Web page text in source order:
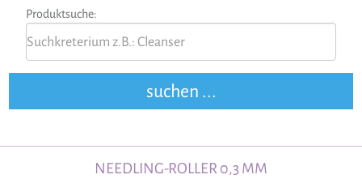
Produktsuche:
NEEDLING-ROLLER 0,3 MM